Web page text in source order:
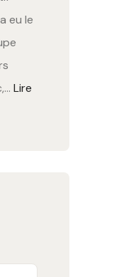
eu le
Lire